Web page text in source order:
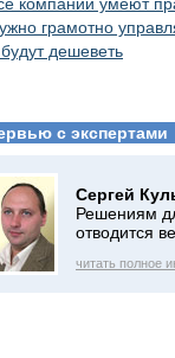
грамотно
дешеветь
с экспертами
Сергей
Решениям
отводится
читать полное